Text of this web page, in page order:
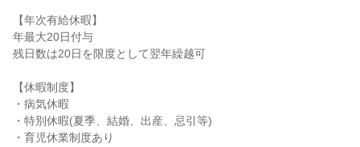
【年次有給休暇】
年最大20日付与
残日数は20日を限度として翌年繰越可
【休暇制度】
・病気休暇
・特別休暇(夏季、結婚、出産、忌引等)
・育児休業制度あり